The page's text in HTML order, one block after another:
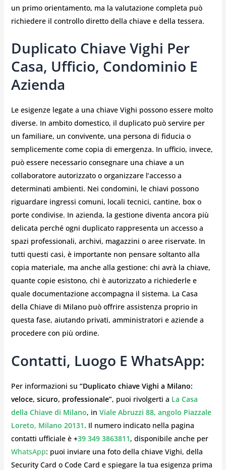
un primo orientamento, ma la valutazione completa può
richiedere il controllo diretto della chiave e della tessera.
Duplicato Chiave Vighi Per
Casa, Ufficio, Condominio E
Azienda
Le esigenze legate a una chiave Vighi possono essere molto
diverse. In ambito domestico, il duplicato può servire per
un familiare, un convivente, una persona di fiducia o
semplicemente come copia di emergenza. In ufficio, invece,
può essere necessario consegnare una chiave a un
collaboratore autorizzato o organizzare l’accesso a
determinati ambienti. Nei condomini, le chiavi possono
riguardare ingressi comuni, locali tecnici, cantine, box o
porte condivise. In azienda, la gestione diventa ancora più
delicata perché ogni duplicato rappresenta un accesso a
spazi professionali, archivi, magazzini o aree riservate. In
tutti questi casi, è importante non pensare soltanto alla
copia materiale, ma anche alla gestione: chi avrà la chiave,
quante copie esistono, chi è autorizzato a richiederle e
quale documentazione accompagna il sistema. La Casa
della Chiave di Milano può offrire assistenza proprio in
questa fase, aiutando privati, amministratori e aziende a
procedere con più ordine.
Contatti, Luogo E WhatsApp:
Per informazioni su “Duplicato chiave Vighi a Milano:
veloce, sicuro, professionale”, puoi rivolgerti a La Casa
della Chiave di Milano, in Viale Abruzzi 88, angolo Piazzale
Loreto, Milano 20131. Il numero indicato nella pagina
contatti ufficiale è +39 349 3863811, disponibile anche per
WhatsApp: puoi inviare una foto della chiave Vighi, della
Security Card o Code Card e spiegare la tua esigenza prima